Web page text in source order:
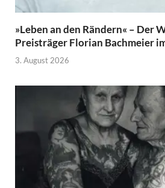
»Leben an den Rändern« – Der
Preisträger Florian Bachmeier
3. August 2026